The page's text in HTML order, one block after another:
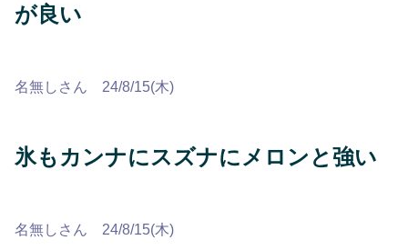
が良い
名無しさん 24/8/15(木)
氷もカンナにスズナにメロンと強い
名無しさん 24/8/15(木)